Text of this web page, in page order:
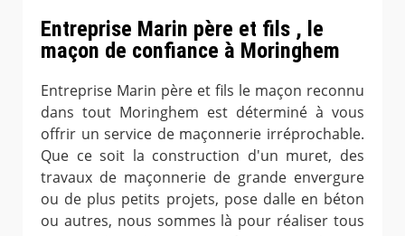
Entreprise Marin père et fils , le
maçon de confiance à Moringhem
Entreprise Marin père et fils le maçon reconnu
dans tout Moringhem est déterminé à vous
offrir un service de maçonnerie irréprochable.
Que ce soit la construction d'un muret, des
travaux de maçonnerie de grande envergure
ou de plus petits projets, pose dalle en béton
ou autres, nous sommes là pour réaliser tous